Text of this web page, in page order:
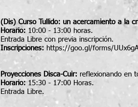
(Dis) Curso Tullido: un acercamiento a la
Horario: 10:00 - 13:00 horas.
Entrada Libre con previa inscripción.
Inscripciones: https://goo.gl/forms/
Proyecciones Disca-Cuir: reflexionando en
Horario: 15:30 - 17:00 Horas.
Entrada Libre.